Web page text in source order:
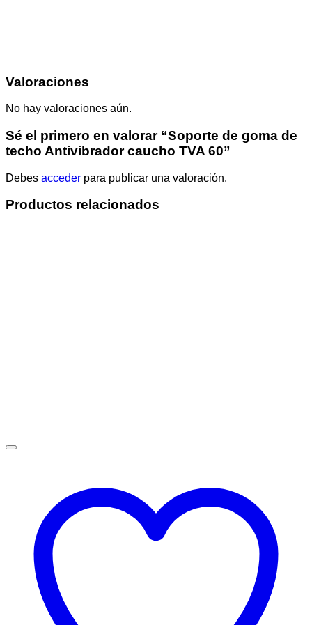
Valoraciones
No hay valoraciones aún.
Sé el primero en valorar “Soporte de goma de
techo Antivibrador caucho TVA 60”
Debes acceder para publicar una valoración.
Productos relacionados